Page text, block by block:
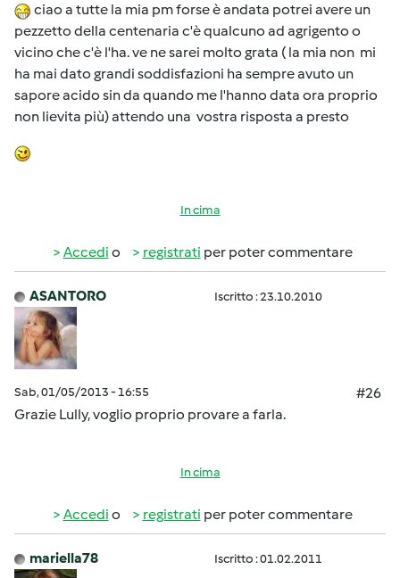
ciao a tutte la mia pm forse è andata potrei avere un
pezzetto della centenaria c'è qualcuno ad agrigento o
vicino che c'è l'ha. ve ne sarei molto grata ( la mia non mi
ha mai dato grandi soddisfazioni ha sempre avuto un
sapore acido sin da quando me l'hanno data ora proprio
non lievita più) attendo una vostra risposta a presto
In cima
Accedi o registrati per poter commentare
ASANTORO Iscritto : 23.10.2010
Sab, 01/05/2013 - 16:55
#26
Grazie Lully, voglio proprio provare a farla.
In cima
Accedi o registrati per poter commentare
mariella78 Iscritto : 01.02.2011